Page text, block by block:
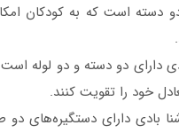
دسته است که به کودکان
دارای دو دسته و دو لوله
خود را تقویت کنند.
بادی دارای دستگیره‌های